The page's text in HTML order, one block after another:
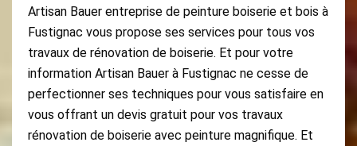
Artisan Bauer entreprise de peinture boiserie et bois à
Fustignac vous propose ses services pour tous vos
travaux de rénovation de boiserie. Et pour votre
information Artisan Bauer à Fustignac ne cesse de
perfectionner ses techniques pour vous satisfaire en
vous offrant un devis gratuit pour vos travaux
rénovation de boiserie avec peinture magnifique. Et